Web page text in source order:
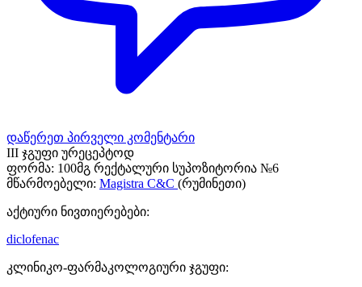
დაწერეთ პირველი კომენტარი
III ჯგუფი ურეცეპტოდ
ფორმა: 100მგ რექტალური სუპოზიტორია №6
მწარმოებელი: Magistra C&C (რუმინეთი)
აქტიური ნივთიერებები:
diclofenac
კლინიკო-ფარმაკოლოგიური ჯგუფი: